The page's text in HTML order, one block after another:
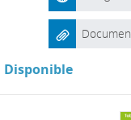
Disponible